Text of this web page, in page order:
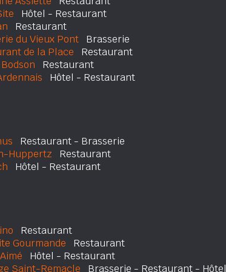
Hôtel - Restaurant
Restaurant
du Vieux Pont Brasserie
de la Place Restaurant
Restaurant
Hôtel - Restaurant
Restaurant - Brasserie
Huppertz Restaurant
Hôtel - Restaurant
Restaurant
Gourmande Restaurant
Hôtel - Restaurant
Saint-Remacle Brasserie - Restaurant - Hôtel